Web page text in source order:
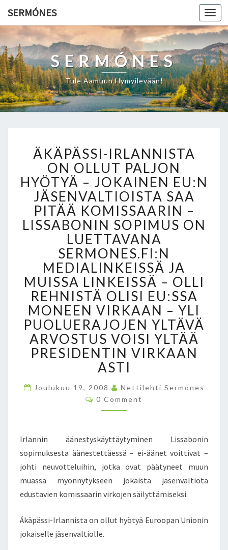
SERMÓNES
SERMÓNES
Tule Aamuun Hymyilevään!
K
Ä
P
Ä
I
-
I
R
L
A
N
N
I
S
T
A
O
N
L
L
U
A
L
J
H
Ö
ÄKÄPÄSSI-IRLANNISTA
ON OLLUT PALJON
HYÖTYÄ – JOKAINEN EU:N
JÄSENVALTIOISTA SAA
PITÄÄ KOMISSAARIN –
LISSABONIN SOPIMUS ON
LUETTAVANA
SERMONES.FI:N
MEDIALINKEISSÄ JA
MUISSA LINKEISSÄ – OLLI
REHNISTÄ OLISI EU:SSA
MONEEN VIRKAAN – YLI
PUOLUERAJOJEN YLTÄVÄ
ARVOSTUS VOISI YLTÄÄ
PRESIDENTIN VIRKAAN
ASTI
Joulukuu 19, 2008
Nettilehti Sermones
C
O
N
T
S
0 Comment
Irlannin äänestyskäyttäytyminen Lissabonin
sopimuksesta äänestettäessä – ei-äänet voittivat –
johti neuvotteluihin, jotka ovat päätyneet muun
muassa myönnytykseen jokaista jäsenvaltiota
edustavien komissaarin virkojen säilyttämiseksi.
Äkäpässi-Irlannista on ollut hyötyä Euroopan Unionin
jokaiselle jäsenvaltiolle.